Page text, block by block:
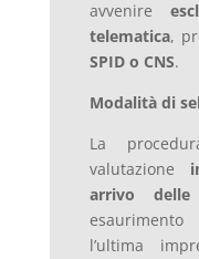
avvenire
telematica,
SPID o CNS.
Modalità di
La
valutazione
arrivo delle
l’ultima